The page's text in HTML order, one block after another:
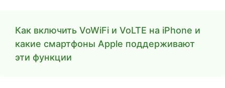
Как включить VoWiFi и VoLTE на iPhone и
какие смартфоны Apple поддерживают
эти функции